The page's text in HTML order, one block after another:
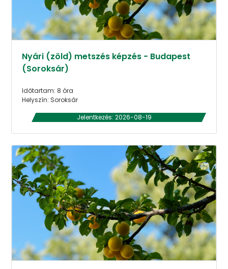
Nyári (zöld) metszés képzés - Budapest
(Soroksár)
Időtartam: 8 óra
Helyszín: Soroksár
Jelentkezés: 2026-08-19